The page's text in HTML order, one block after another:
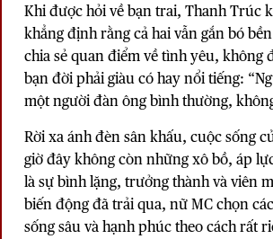
Khi được hỏi về bạn trai, Thanh Trúc
khẳng định rằng cả hai vẫn gắn bó
chia sẻ quan điểm về tình yêu, không
bạn đời phải giàu có hay nổi tiếng:
một người đàn ông bình thường,
Rời xa ánh đèn sân khấu, cuộc sống
giờ đây không còn những xô bồ, áp
là sự bình lặng, trưởng thành và viên
biến động đã trải qua, nữ MC chọn
sống sâu và hạnh phúc theo cách rất